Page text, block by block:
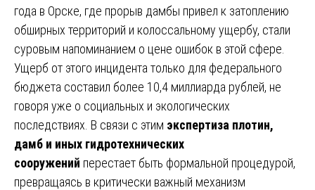
года в Орске, где прорыв дамбы привел к затоплению
обширных территорий и колоссальному ущербу, стали
суровым напоминанием о цене ошибок в этой сфере.
Ущерб от этого инцидента только для федерального
бюджета составил более 10,4 миллиарда рублей, не
говоря уже о социальных и экологических
последствиях. В связи с этим экспертиза плотин,
дамб и иных гидротехнических
сооружений перестает быть формальной процедурой,
превращаясь в критически важный механизм